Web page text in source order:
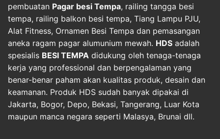
pembuatan Pagar besi Tempa, railing tangga besi
tempa, railing balkon besi tempa, Tiang Lampu PJU,
Alat Fitness, Ornamen Besi Tempa dan pemasangan
aneka ragam pagar alumunium mewah. HDS adalah
spesialis BESI TEMPA didukung oleh tenaga-tenaga
kerja yang professional dan berpengalaman yang
benar-benar paham akan kualitas produk, desain dan
keamanan. Produk HDS sudah banyak dipakai di
Jakarta, Bogor, Depo, Bekasi, Tangerang, Luar Kota
maupun manca negara seperti Malasya, Brunai dll.